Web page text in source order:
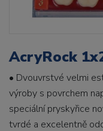
AcryRock
• Dvouvrstvé velmi
výroby s povrchem
speciální pryskyřice
tvrdé a excelentně